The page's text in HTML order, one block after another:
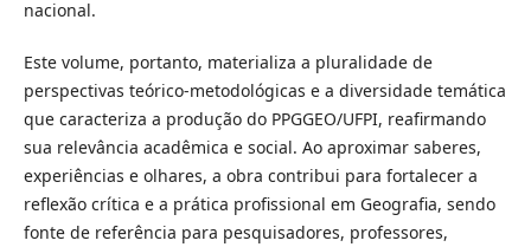
nacional.
Este volume, portanto, materializa a pluralidade de
perspectivas teórico-metodológicas e a diversidade temática
que caracteriza a produção do PPGGEO/UFPI, reafirmando
sua relevância acadêmica e social. Ao aproximar saberes,
experiências e olhares, a obra contribui para fortalecer a
reflexão crítica e a prática profissional em Geografia, sendo
fonte de referência para pesquisadores, professores,